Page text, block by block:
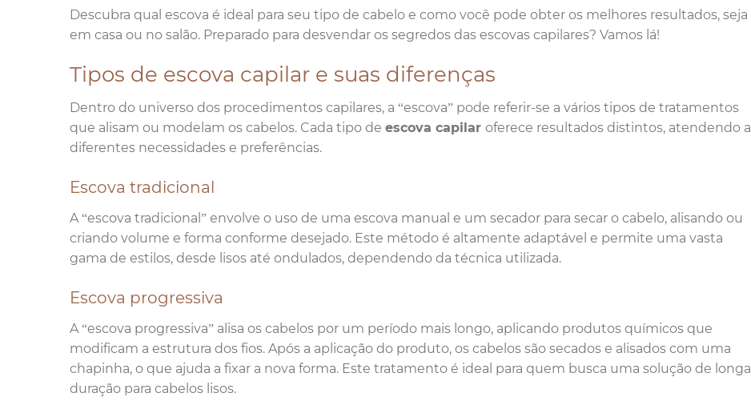
Descubra qual escova é ideal para seu tipo de cabelo e como você pode obter os melhores resultados, seja
em casa ou no salão. Preparado para desvendar os segredos das escovas capilares? Vamos lá!
Tipos de escova capilar e suas diferenças
Dentro do universo dos procedimentos capilares, a “escova” pode referir-se a vários tipos de tratamentos
que alisam ou modelam os cabelos. Cada tipo de escova capilar oferece resultados distintos, atendendo a
diferentes necessidades e preferências.
Escova tradicional
A “escova tradicional” envolve o uso de uma escova manual e um secador para secar o cabelo, alisando ou
criando volume e forma conforme desejado. Este método é altamente adaptável e permite uma vasta
gama de estilos, desde lisos até ondulados, dependendo da técnica utilizada.
Escova progressiva
A “escova progressiva” alisa os cabelos por um período mais longo, aplicando produtos químicos que
modificam a estrutura dos fios. Após a aplicação do produto, os cabelos são secados e alisados com uma
chapinha, o que ajuda a fixar a nova forma. Este tratamento é ideal para quem busca uma solução de longa
duração para cabelos lisos.